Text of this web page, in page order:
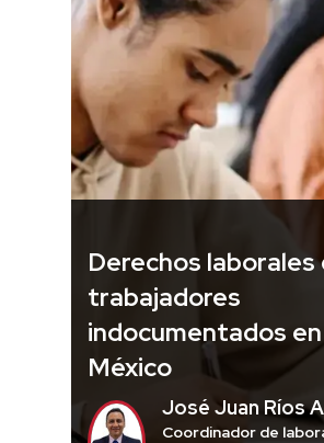
Derechos laborales
trabajadores
indocumentados en
México
José Juan Ríos
Coordinador de